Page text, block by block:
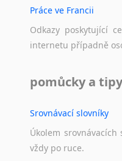
Práce ve Francii
Odkazy poskytující
internetu případně
pomůcky a
Srovnávací slovníky
Úkolem srovnávacích
vždy po ruce.